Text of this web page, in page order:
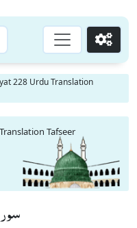
Go
228 Urdu Translation
Tafseer